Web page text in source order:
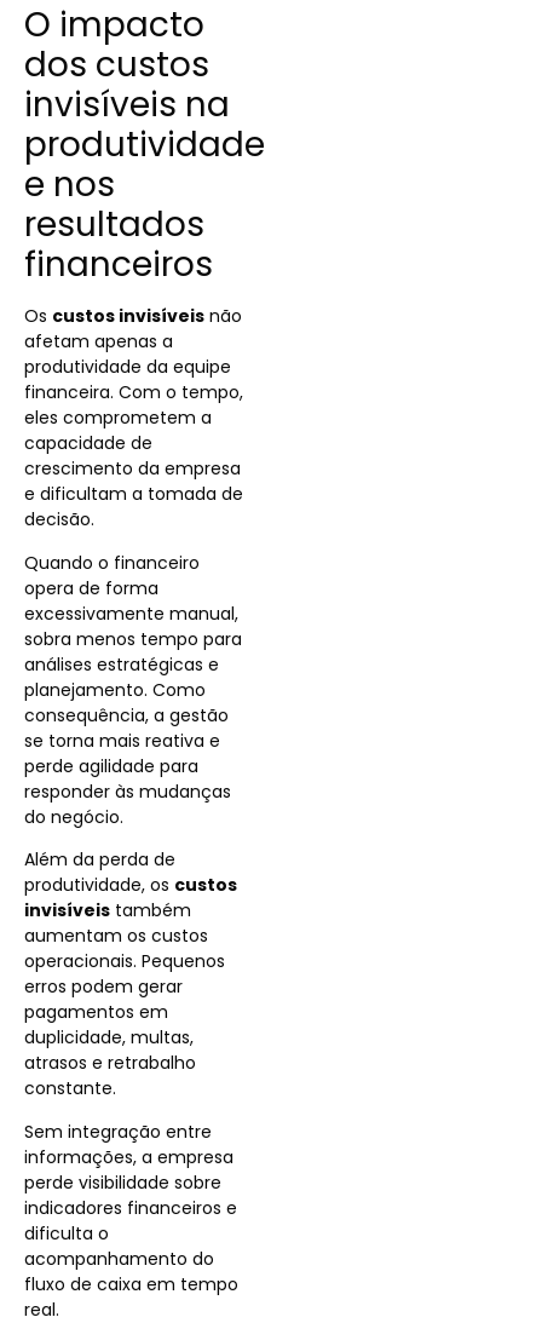
O impacto
dos custos
invisíveis na
produtividade
e nos
resultados
financeiros
Os custos invisíveis não
afetam apenas a
produtividade da equipe
financeira. Com o tempo,
eles comprometem a
capacidade de
crescimento da empresa
e dificultam a tomada de
decisão.
Quando o financeiro
opera de forma
excessivamente manual,
sobra menos tempo para
análises estratégicas e
planejamento. Como
consequência, a gestão
se torna mais reativa e
perde agilidade para
responder às mudanças
do negócio.
Além da perda de
produtividade, os custos
invisíveis também
aumentam os custos
operacionais. Pequenos
erros podem gerar
pagamentos em
duplicidade, multas,
atrasos e retrabalho
constante.
Sem integração entre
informações, a empresa
perde visibilidade sobre
indicadores financeiros e
dificulta o
acompanhamento do
fluxo de caixa em tempo
real.